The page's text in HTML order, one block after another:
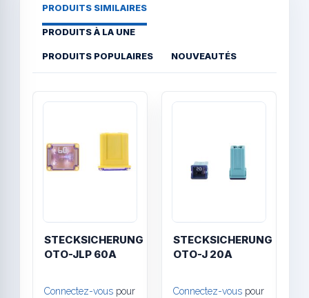
PRODUITS SIMILAIRES
PRODUITS À LA UNE
PRODUITS POPULAIRES NOUVEAUTÉS
STECKSICHERUNG
OTO-JLP 60A
Connectez-vous pour
STECKSICHERUNG
OTO-J 20A
Connectez-vous pour